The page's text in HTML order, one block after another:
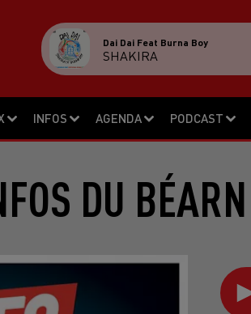
INFOS AGENDA PODCAST
Dai Dai Feat Burna Boy
SHAKIRA
DU